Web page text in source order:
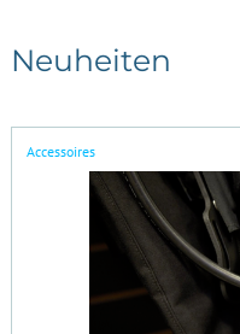
Neuheiten
Accessoires